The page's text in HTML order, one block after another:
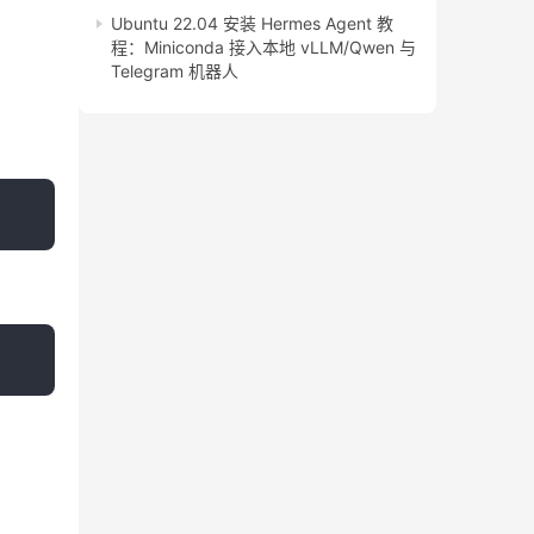
Ubuntu 22.04 安装 Hermes Agent 教
程：Miniconda 接入本地 vLLM/Qwen 与
Telegram 机器人